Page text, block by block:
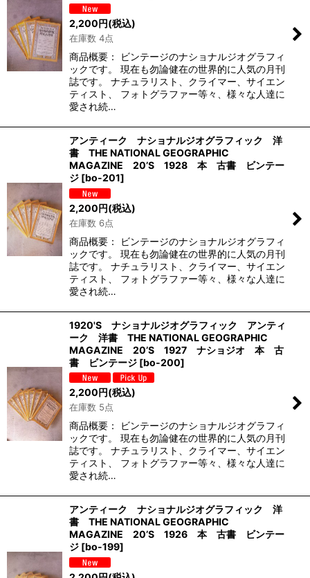
2,200円(税込)
在庫数 4点
商品概要： ビンテージのナショナルジオグラフィ
ックです。 現在も勿論健在の世界的に人気の月刊
誌です。 ナチュラリスト、クライマー、サイエン
ティスト、 フォトグラファー等々、様々な人達に
愛され続…
アンティーク ナショナルジオグラフィック 洋
書 THE NATIONAL GEOGRAPHIC
MAGAZINE 20’S 1928 本 古書 ビンテー
ジ [bo-201]
2,200円(税込)
在庫数 6点
商品概要： ビンテージのナショナルジオグラフィ
ックです。 現在も勿論健在の世界的に人気の月刊
誌です。 ナチュラリスト、クライマー、サイエン
ティスト、 フォトグラファー等々、様々な人達に
愛され続…
1920'S ナショナルジオグラフィック アンティ
ーク 洋書 THE NATIONAL GEOGRAPHIC
MAGAZINE 20’S 1927 ナショジオ 本 古
書 ビンテージ [bo-200]
2,200円(税込)
在庫数 5点
商品概要： ビンテージのナショナルジオグラフィ
ックです。 現在も勿論健在の世界的に人気の月刊
誌です。 ナチュラリスト、クライマー、サイエン
ティスト、 フォトグラファー等々、様々な人達に
愛され続…
アンティーク ナショナルジオグラフィック 洋
書 THE NATIONAL GEOGRAPHIC
MAGAZINE 20’S 1926 本 古書 ビンテー
ジ [bo-199]